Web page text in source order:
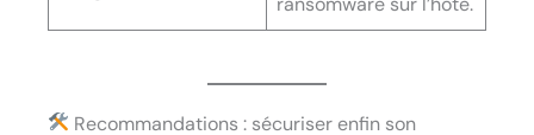
Recommandations : sécuriser enfin son